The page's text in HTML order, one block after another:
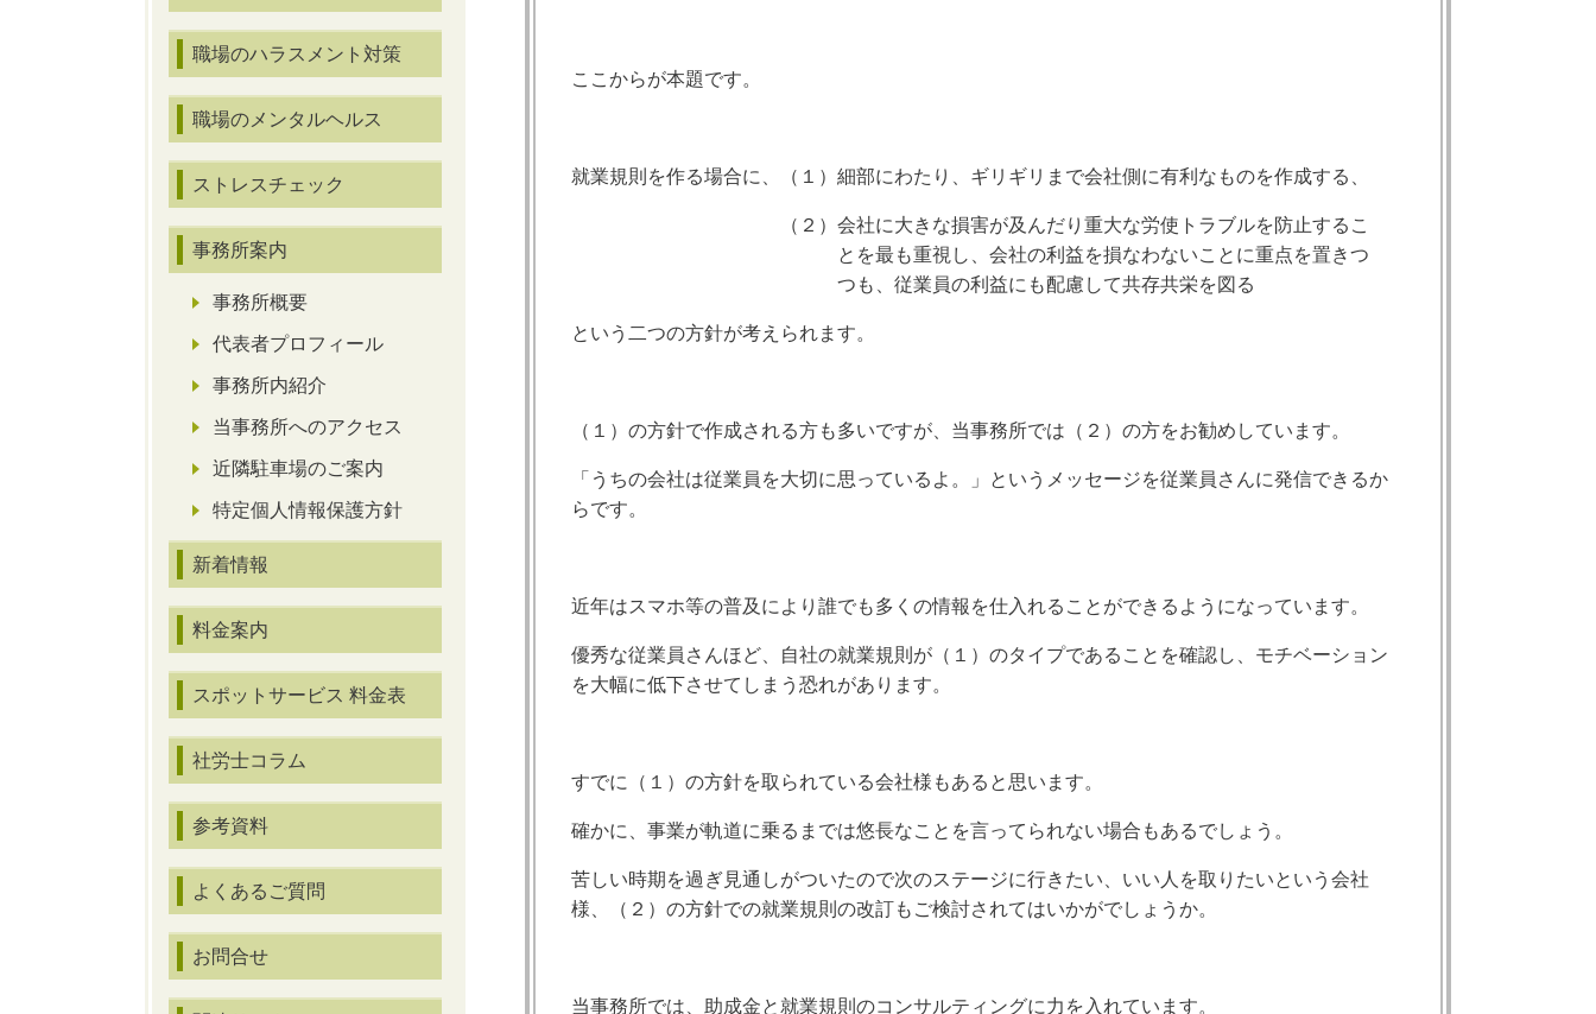
ここからが本題です。
就業規則を作る場合に、（１）細部にわたり、ギリギリまで会社側に有利なものを作成する、
（２）会社に大きな損害が及んだり重大な労使トラブルを防止するこ
とを最も重視し、会社の利益を損なわないことに重点を置きつ
つも、従業員の利益にも配慮して共存共栄を図る
という二つの方針が考えられます。
（１）の方針で作成される方も多いですが、当事務所では（２）の方をお勧めしています。
「うちの会社は従業員を大切に思っているよ。」というメッセージを従業員さんに発信できるか
らです。
近年はスマホ等の普及により誰でも多くの情報を仕入れることができるようになっています。
優秀な従業員さんほど、自社の就業規則が（１）のタイプであることを確認し、モチベーション
を大幅に低下させてしまう恐れがあります。
すでに（１）の方針を取られている会社様もあると思います。
確かに、事業が軌道に乗るまでは悠長なことを言ってられない場合もあるでしょう。
苦しい時期を過ぎ見通しがついたので次のステージに行きたい、いい人を取りたいという会社
様、（２）の方針での就業規則の改訂もご検討されてはいかがでしょうか。
当事務所では、助成金と就業規則のコンサルティングに力を入れています。
職場のハラスメント対策
職場のメンタルヘルス
ストレスチェック
事務所案内
事務所概要
代表者プロフィール
事務所内紹介
当事務所へのアクセス
近隣駐車場のご案内
特定個人情報保護方針
新着情報
料金案内
スポットサービス 料金表
社労士コラム
参考資料
よくあるご質問
お問合せ